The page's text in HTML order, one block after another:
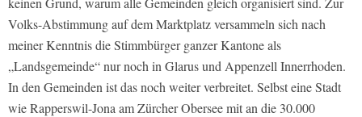
Volks-Abstimmung auf dem Marktplatz versammeln sich nach
meiner Kenntnis die Stimmbürger ganzer Kantone als
„Landsgemeinde“ nur noch in Glarus und Appenzell Innerrhoden.
In den Gemeinden ist das noch weiter verbreitet. Selbst eine Stadt
wie Rapperswil-Jona am Zürcher Obersee mit an die 30.000